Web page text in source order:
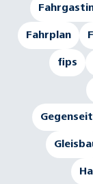
Fahrplan
fips